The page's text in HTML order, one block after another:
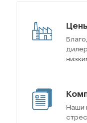
Наши